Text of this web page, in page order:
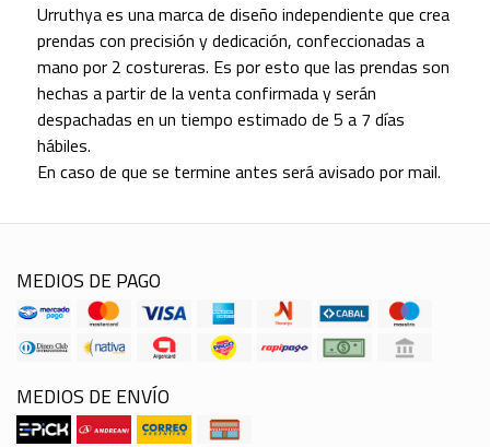
Urruthya es una marca de diseño independiente que crea
prendas con precisión y dedicación, confeccionadas a
mano por 2 costureras. Es por esto que las prendas son
hechas a partir de la venta confirmada y serán
despachadas en un tiempo estimado de 5 a 7 días
hábiles.
En caso de que se termine antes será avisado por mail.
MEDIOS DE PAGO
MEDIOS DE ENVÍO